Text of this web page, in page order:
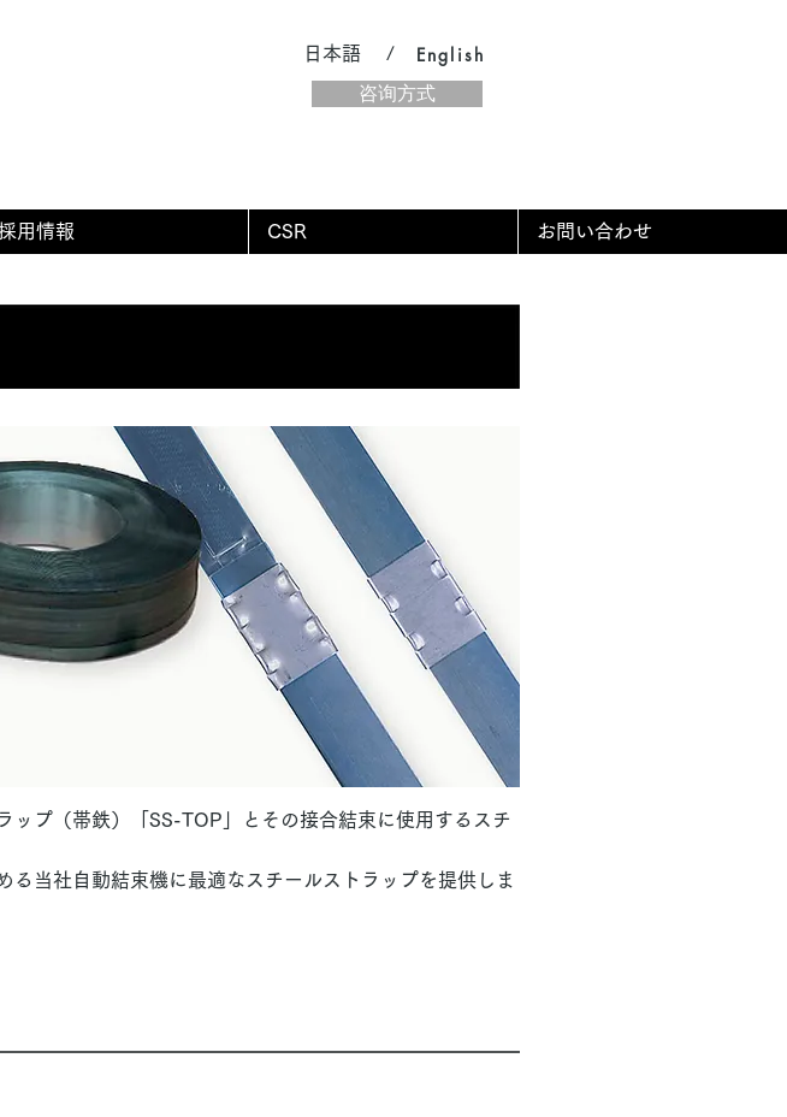
日本語 / English
咨询方式
用情報 CSR お問い合わせ
プ（帯鉄）「SS-TOP」とその接合結束に使用するスチ
当社自動結束機に最適なスチールストラップを提供しま